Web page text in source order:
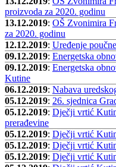
proizvoda za 2020. godinu
13.12.2019: OŠ Zvonimira
za 2020. godinu
12.12.2019: Uređenje
09.12.2019: Energetska
09.12.2019: Energetska
Kutine
06.12.2019: Nabava
05.12.2019: 26. sjednica
05.12.2019: Dječji vrtić
prerađevine
05.12.2019: Dječji vrtić
05.12.2019: Dječji vrtić
05.12.2019: Dječji vrtić